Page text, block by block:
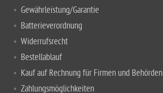
Gewährleistung/Garantie
Batterieverordnung
Widerrufsrecht
Bestellablauf
Kauf auf Rechnung für Firmen und Behörden
Zahlungsmöglichkeiten